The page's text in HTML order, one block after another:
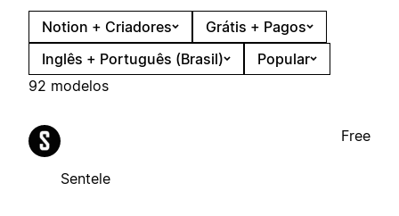
Notion + Criadores
Grátis + Pagos
Inglês + Português (Brasil)
Popular
92 modelos
Sentele
Free